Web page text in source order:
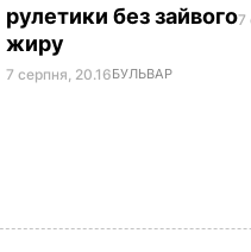
рулетики без зайвого
жиру
7 серпня, 20.16БУЛЬВАР
7